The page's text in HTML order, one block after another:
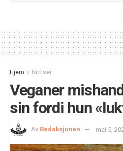
Hjem Notiser
Veganer
sin fordi hun
Av Redaksjonen mai 5,